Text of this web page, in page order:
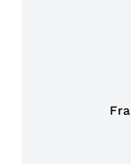
Fra